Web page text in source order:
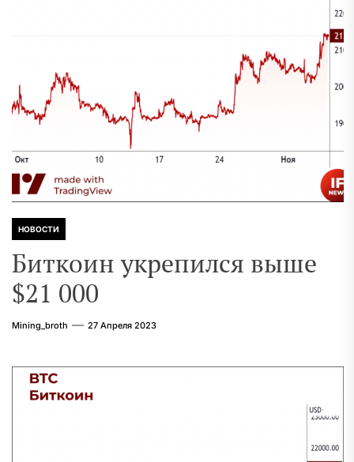
НОВОСТИ
Биткоин укрепился выше
$21 000
Mining_broth 27 Апреля 2023